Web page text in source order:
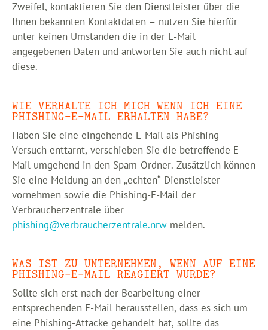
Zweifel, kontaktieren Sie den Dienstleister über die
Ihnen bekannten Kontaktdaten – nutzen Sie hierfür
unter keinen Umständen die in der E-Mail
angegebenen Daten und antworten Sie auch nicht auf
diese.
WIE VERHALTE ICH MICH WENN ICH EINE
PHISHING-E-MAIL ERHALTEN HABE?
Haben Sie eine eingehende E-Mail als Phishing-
Versuch enttarnt, verschieben Sie die betreffende E-
Mail umgehend in den Spam-Ordner. Zusätzlich können
Sie eine Meldung an den „echten“ Dienstleister
vornehmen sowie die Phishing-E-Mail der
Verbraucherzentrale über
phishing@verbraucherzentrale.nrw melden.
WAS IST ZU UNTERNEHMEN, WENN AUF EINE
PHISHING-E-MAIL REAGIERT WURDE?
Sollte sich erst nach der Bearbeitung einer
entsprechenden E-Mail herausstellen, dass es sich um
eine Phishing-Attacke gehandelt hat, sollte das